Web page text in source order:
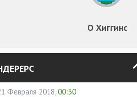
О Хиггинс
Февраля 2018,00:30